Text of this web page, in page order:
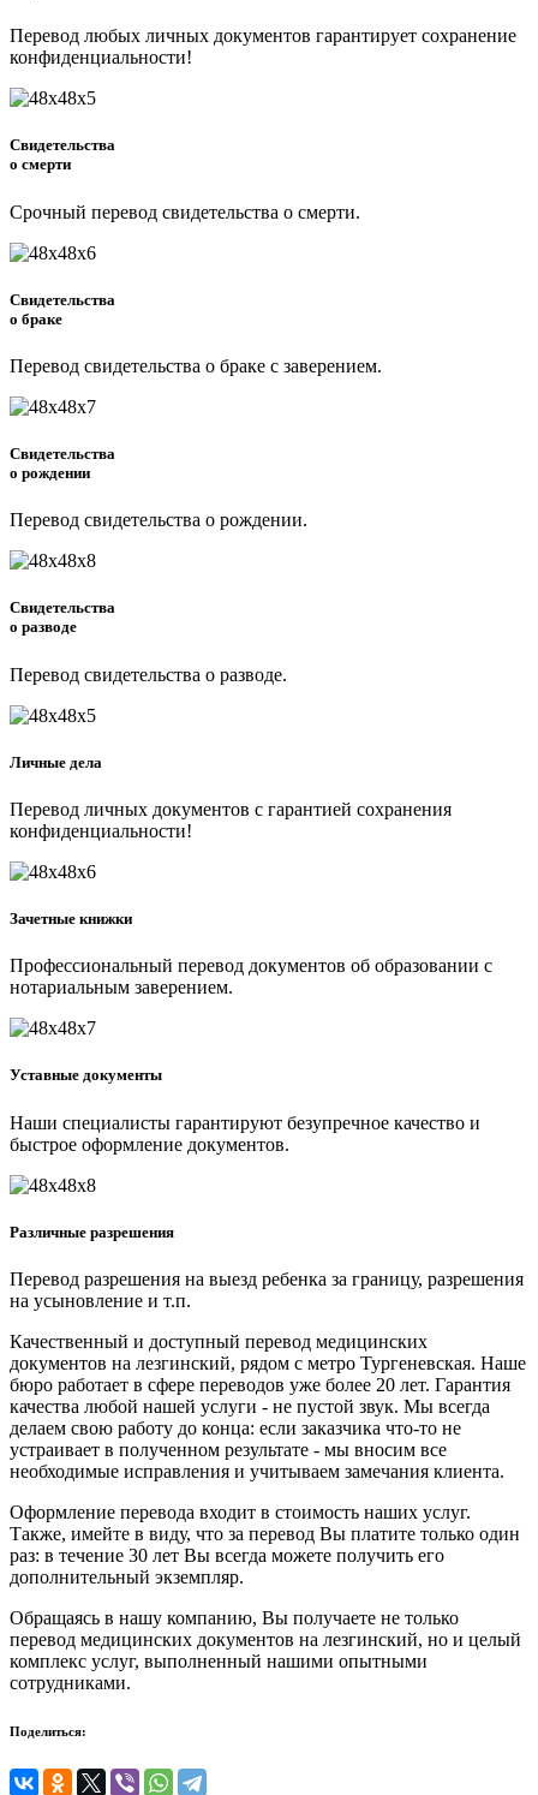
Перевод любых личных документов гарантирует сохранение
конфиденциальности!
Свидетельства
о смерти
Срочный перевод свидетельства о смерти.
Свидетельства
о браке
Перевод свидетельства о браке с заверением.
Свидетельства
о рождении
Перевод свидетельства о рождении.
Свидетельства
о разводе
Перевод свидетельства о разводе.
Личные дела
Перевод личных документов с гарантией сохранения
конфиденциальности!
Зачетные книжки
Профессиональный перевод документов об образовании с
нотариальным заверением.
Уставные документы
Наши специалисты гарантируют безупречное качество и
быстрое оформление документов.
Различные разрешения
Перевод разрешения на выезд ребенка за границу, разрешения
на усыновление и т.п.
Качественный и доступный перевод медицинских
документов на лезгинский, рядом с метро Тургеневская. Наше
бюро работает в сфере переводов уже более 20 лет. Гарантия
качества любой нашей услуги - не пустой звук. Мы всегда
делаем свою работу до конца: если заказчика что-то не
устраивает в полученном результате - мы вносим все
необходимые исправления и учитываем замечания клиента.
Оформление перевода входит в стоимость наших услуг.
Также, имейте в виду, что за перевод Вы платите только один
раз: в течение 30 лет Вы всегда можете получить его
дополнительный экземпляр.
Обращаясь в нашу компанию, Вы получаете не только
перевод медицинских документов на лезгинский, но и целый
комплекс услуг, выполненный нашими опытными
сотрудниками.
Поделиться: